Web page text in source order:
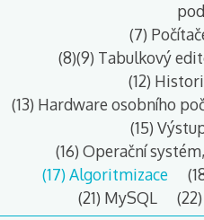
(7)
(8)(9) Tabulkový
(12)
(13) Hardware osobního
(15)
(16) Operační
(17) Algoritmizace
(21) MySQL